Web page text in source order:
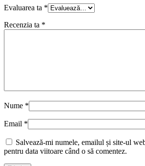
Evaluarea ta *
Recenzia ta *
Nume *
Email *
Salvează-mi numele, emailul și site-ul
pentru data viitoare când o să comentez.